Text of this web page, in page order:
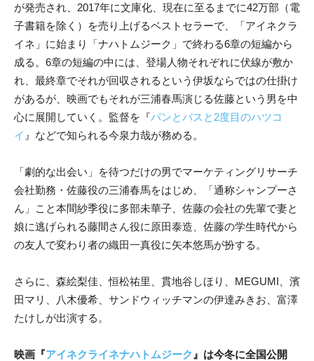
が発売され、2017年に文庫化、現在に至るまでに42万部（電
子書籍を除く）を売り上げるベストセラーで、「アイネクラ
イネ」に始まり「ナハトムジーク」で終わる6章の短編から
成る。6章の短編の中には、登場人物それぞれに伏線が敷か
れ、最終章でそれが回収されるという伊坂ならではの仕掛け
があるが、映画でもそれが三浦春馬演じる佐藤という男を中
心に展開していく。監督を『パンとバスと2度目のハツコ
イ 』などで知られる今泉力哉が務める。
「劇的な出会い」を待つだけの男でマーケティングリサーチ
会社勤務・佐藤役の三浦春馬をはじめ、「通称シャンプーさ
ん」こと本間紗季役に多部未華子、佐藤の会社の先輩で妻と
娘に逃げられる藤間さん役に原田泰造、佐藤の学生時代から
の友人で変わり者の織田一真役に矢本悠馬が扮する。
さらに、森絵梨佳、恒松祐里、貫地谷しほり、MEGUMI、濱
田マリ、八木優希、サンドウィッチマンの伊達みきお、富澤
たけしが出演する。
映画『アイネクライネナハトムジーク 』は今冬に全国公開